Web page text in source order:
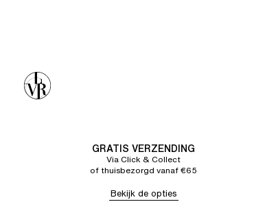
GRATIS VERZENDING
Via Click & Collect
of thuisbezorgd vanaf €65
Bekijk de opties